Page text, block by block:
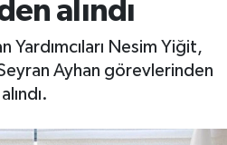
alındı
Yardımcıları Nesim Yiğit,
Ayhan görevlerinden
alındı.